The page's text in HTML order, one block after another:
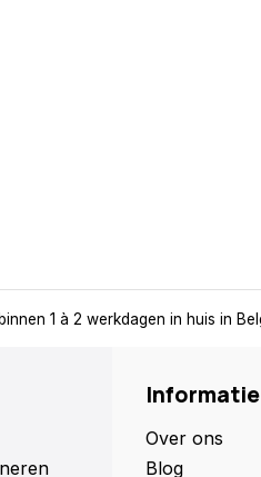
1 à 2 werkdagen in huis in
Informatie
Over ons
Blog